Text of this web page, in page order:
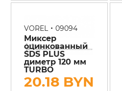
VOREL • 09094
Миксер
оцинкованный
SDS PLUS
диметр 120 мм
TURBO
20.18 BYN